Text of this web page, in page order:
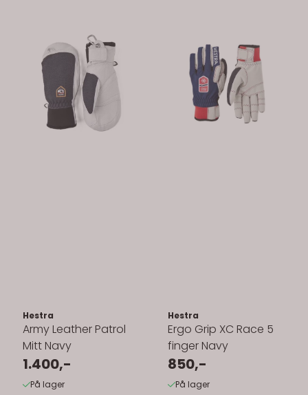
Hestra
Army Leather Patrol
Mitt Navy
1.400,-
På lager
Hestra
Ergo Grip XC Race 5
finger Navy
850,-
På lager